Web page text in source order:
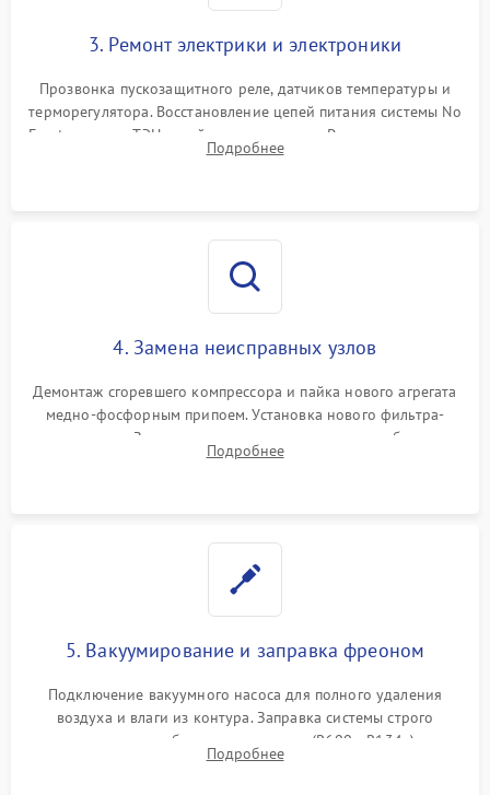
3. Ремонт электрики и электроники
Прозвонка пускозащитного реле, датчиков температуры и
терморегулятора. Восстановление цепей питания системы No
Frost, включая ТЭН оттайки и вентилятор. Ремонт или замена
платы управления при сбоях алгоритмов.
Подробнее
4. Замена неисправных узлов
Демонтаж сгоревшего компрессора и пайка нового агрегата
медно-фосфорным припоем. Установка нового фильтра-
осушителя. Замена изношенных вентиляторов обдува,
сломанных заслонок или поврежденных дверных петель.
Подробнее
5. Вакуумирование и заправка фреоном
Подключение вакуумного насоса для полного удаления
воздуха и влаги из контура. Заправка системы строго
дозированным объемом хладагента (R600a, R134a) по
электронным весам. Контроль рабочего давления в системе.
Подробнее